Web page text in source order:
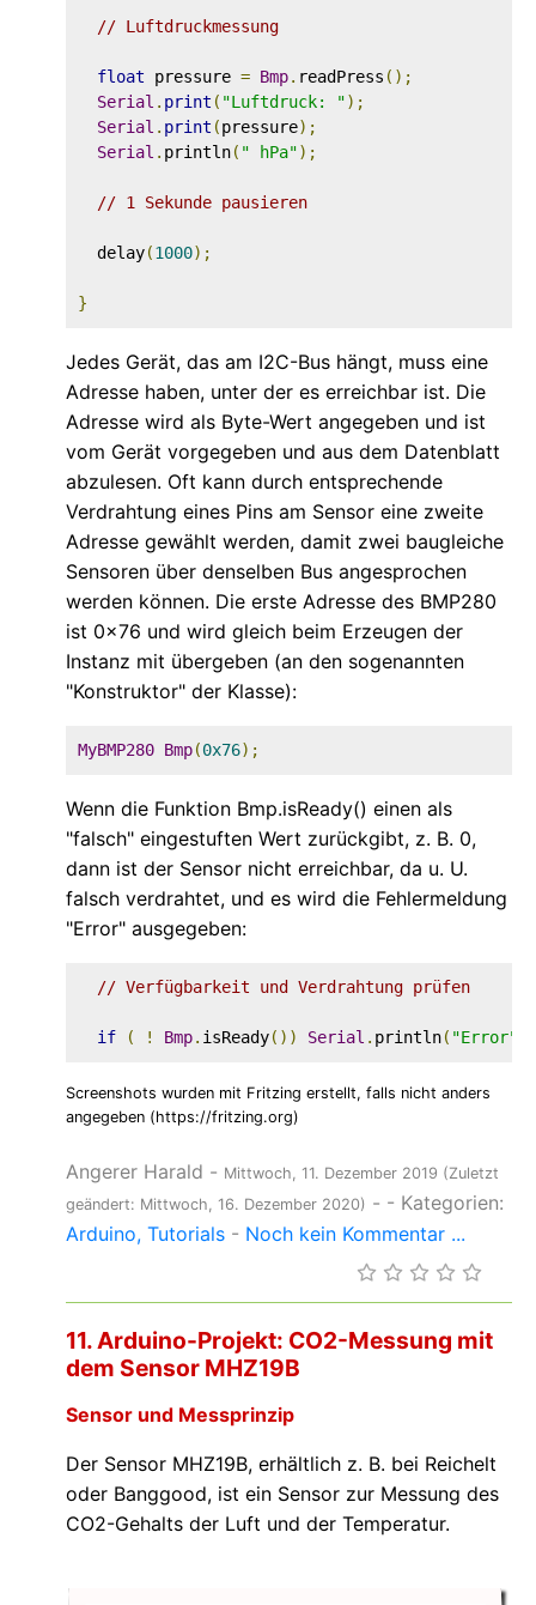
// Luftdruckmessung
float pressure = Bmp. readPress ();
Serial . print ( "Luftdruck: ");
Serial . print (pressure);
Serial . println( " hPa");
// 1 Sekunde pausieren
  delay
(1000);
}
Jedes Gerät, das am I2C-Bus hängt, muss eine
Adresse haben, unter der es erreichbar ist. Die
Adresse wird als Byte-Wert angegeben und ist
vom Gerät vorgegeben und aus dem Datenblatt
abzulesen. Oft kann durch entsprechende
Verdrahtung eines Pins am Sensor eine zweite
Adresse gewählt werden, damit zwei baugleiche
Sensoren über denselben Bus angesprochen
werden können. Die erste Adresse des BMP280
ist 0x76 und wird gleich beim Erzeugen der
Instanz mit übergeben (an den sogenannten
"Konstruktor" der Klasse):
MyBMP280 Bmp(0x76);
Wenn die Funktion Bmp.isReady() einen als
"falsch" eingestuften Wert zurückgibt, z. B. 0,
dann ist der Sensor nicht erreichbar, da u. U.
falsch verdrahtet, und es wird die Fehlermeldung
"Error" ausgegeben:
// Verfügbarkeit und Verdrahtung prüfen
if ( ! Bmp. isReady()) Serial . println( "Error"
Screenshots wurden mit Fritzing erstellt, falls nicht anders
angegeben (https://fritzing.org)
Angerer Harald - Mittwoch, 11. Dezember 2019 (Zuletzt
geändert: Mittwoch, 16. Dezember 2020) - - Kategorien:
Arduino Tutorials - Noch kein Kommentar ...
11. Arduino-Projekt: CO2-Messung mit
dem Sensor MHZ19B
Sensor und Messprinzip
Der Sensor MHZ19B, erhältlich z. B. bei Reichelt
oder Banggood, ist ein Sensor zur Messung des
CO2-Gehalts der Luft und der Temperatur.